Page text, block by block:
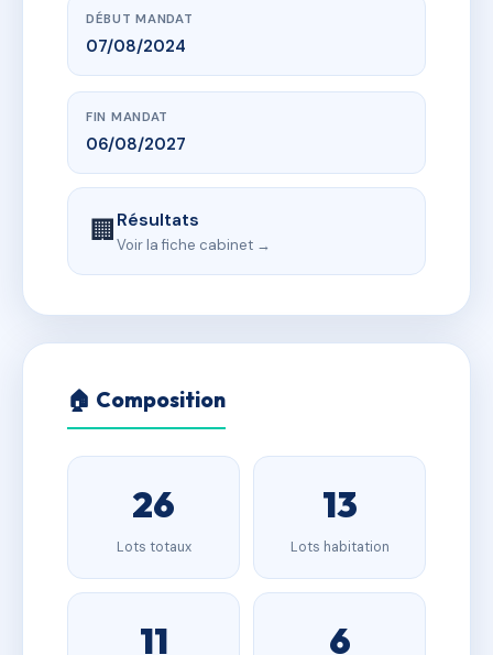
DÉBUT MANDAT
07/08/2024
FIN MANDAT
06/08/2027
🏢Résultats
Voir la fiche cabinet →
🏠 Composition
26
Lots totaux
13
Lots habitation
11 6